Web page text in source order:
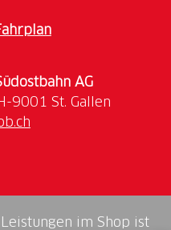
AG
im Shop ist